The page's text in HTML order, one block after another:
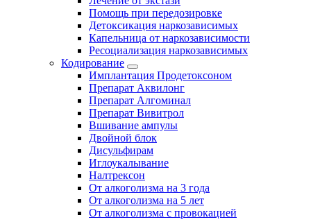
Помощь при передозировке
Детоксикация наркозависимых
Капельница от наркозависимости
Ресоциализация наркозависимых
Кодирование
Имплантация Продетоксоном
Препарат Аквилонг
Препарат Алгоминал
Препарат Вивитрол
Вшивание ампулы
Двойной блок
Дисульфирам
Иглоукалывание
Налтрексон
От алкоголизма на 3 года
От алкоголизма на 5 лет
От алкоголизма с провокацией